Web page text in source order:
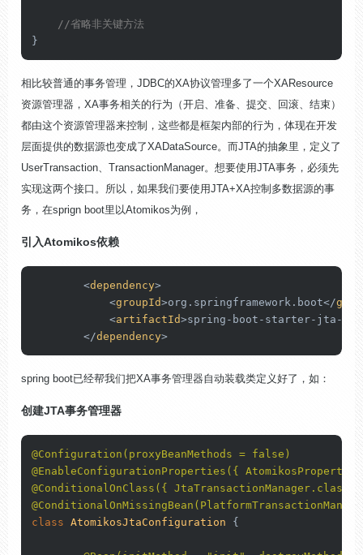
//省略非关键方法
}
相比较普通的事务管理，JDBC的XA协议管理多了一个XAResource
资源管理器，XA事务相关的行为（开启、准备、提交、回滚、结束）
都由这个资源管理器来控制，这些都是框架内部的行为，体现在开发
层面提供的数据源也变成了XADataSource。而JTA的抽象里，定义了
UserTransaction、TransactionManager。想要使用JTA事务，必须先
实现这两个接口。所以，如果我们要使用JTA+XA控制多数据源的事
务，在sprign boot里以Atomikos为例，
引入Atomikos依赖
<dependency>
<groupId>org.springframework.boot</
<artifactId>spring-boot-starter-jta-
</dependency>
spring boot已经帮我们把XA事务管理器自动装载类定义好了，如：
创建JTA事务管理器
@Configuration(proxyBeanMethods = false)
@EnableConfigurationProperties({
@ConditionalOnClass({
class AtomikosJtaConfiguration {